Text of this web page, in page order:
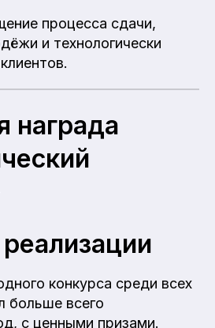
процесса сдачи,
и технологически
награда
конкурса среди всех
больше всего
с ценными призами.